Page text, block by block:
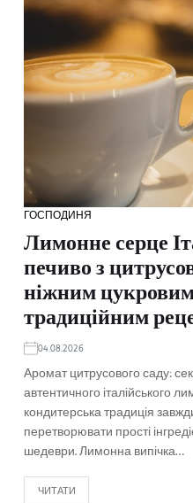
ГОСПОДИНЯ
Лимонне серце
печиво з
ніжним
традиційним
04.08.2026
Аромат цитрусового саду:
автентичного італійського
кондитерська традиція
перетворювати прості
шедеври. Лимонна випічка…
ЧИТАТИ